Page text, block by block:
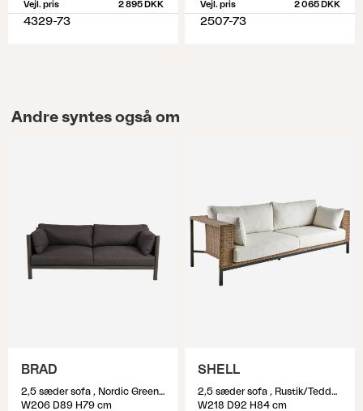
Vejl. pris 2 895 DKK
4329-73
Vejl. pris 2 065 DKK
2507-73
Andre syntes også om
BRAD
2,5 sæder sofa , Nordic Green/Charcoal Grey
W206 D89 H79 cm
SHELL
2,5 sæder sofa , Rustik/Teddy Rice
W218 D92 H84 cm